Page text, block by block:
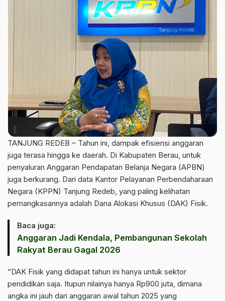
TANJUNG REDEB – Tahun ini, dampak efisiensi anggaran
juga terasa hingga ke daerah. Di Kabupaten Berau, untuk
penyaluran Anggaran Pendapatan Belanja Negara (APBN)
juga berkurang. Dari data Kantor Pelayanan Perbendaharaan
Negara (KPPN) Tanjung Redeb, yang paling kelihatan
pemangkasannya adalah Dana Alokasi Khusus (DAK) Fisik.
Baca juga:
Anggaran Jadi Kendala, Pembangunan Sekolah
Rakyat Berau Gagal 2026
“DAK Fisik yang didapat tahun ini hanya untuk sektor
pendidikan saja. Itupun nilainya hanya Rp900 juta, dimana
angka ini jauh dari anggaran awal tahun 2025 yang